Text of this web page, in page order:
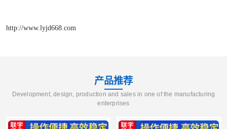
http://www.lyjd668.com
产品推荐
Development, design, production and sales in one of the manufacturing
enterprises